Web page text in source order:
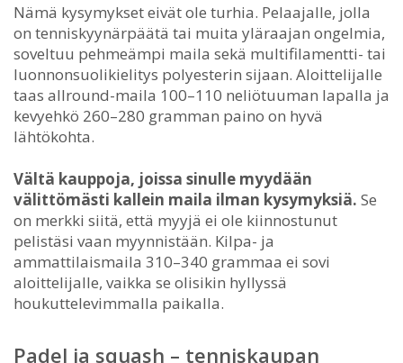
Nämä kysymykset eivät ole turhia. Pelaajalle, jolla
on tenniskyynärpäätä tai muita yläraajan ongelmia,
soveltuu pehmeämpi maila sekä multifilamentti- tai
luonnonsuolikielitys polyesterin sijaan. Aloittelijalle
taas allround-maila 100–110 neliötuuman lapalla ja
kevyehkö 260–280 gramman paino on hyvä
lähtökohta.
Vältä kauppoja, joissa sinulle myydään
välittömästi kallein maila ilman kysymyksiä. Se
on merkki siitä, että myyjä ei ole kiinnostunut
pelistäsi vaan myynnistään. Kilpa- ja
ammattilaismaila 310–340 grammaa ei sovi
aloittelijalle, vaikka se olisikin hyllyssä
houkuttelevimmalla paikalla.
Padel ja squash – tenniskaupan